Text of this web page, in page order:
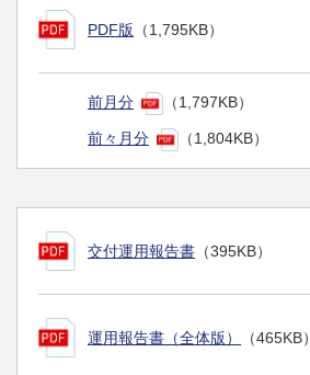
PDF版 （1,795KB）
前月分 （1,797KB）
前々月分 （1,804KB）
交付運用報告書 （395KB）
運用報告書（全体版） （465KB）